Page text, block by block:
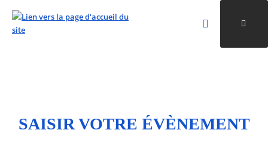
Rechercher
Valider la
SAISIR VOTRE ÉVÈNEMENT